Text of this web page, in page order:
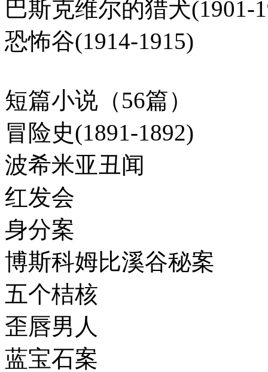
巴斯克维尔的猎犬(1901-
恐怖谷(1914-1915)
短篇小说（56篇）
冒险史(1891-1892)
波希米亚丑闻
红发会
身分案
博斯科姆比溪谷秘案
五个桔核
歪唇男人
蓝宝石案